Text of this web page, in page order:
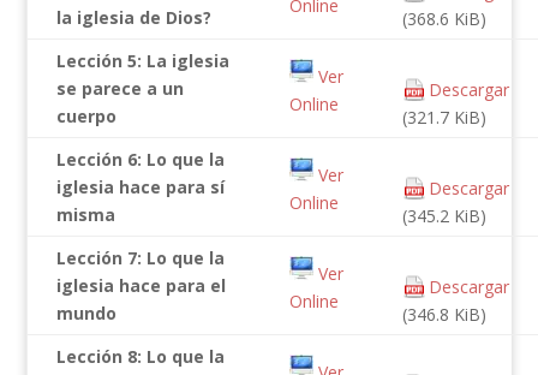
la iglesia de Dios?
Online
(368.6 KiB)
Lección 5: La iglesia
se parece a un
cuerpo
Ver
Online
Descargar
(321.7 KiB)
Lección 6: Lo que la
iglesia hace para sí
misma
Ver
Online
Descargar
(345.2 KiB)
Lección 7: Lo que la
iglesia hace para el
mundo
Ver
Online
Descargar
(346.8 KiB)
Lección 8: Lo que la